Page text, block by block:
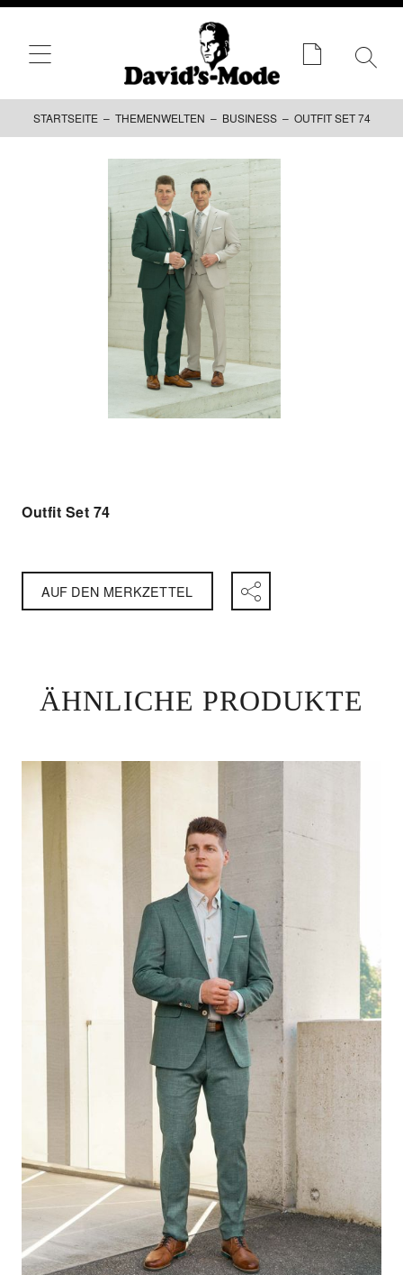
STARTSEITE – THEMENWELTEN – BUSINESS– OUTFIT SET 74
Outfit Set 74
AUF DEN MERKZETTEL
ÄHNLICHE PRODUKTE